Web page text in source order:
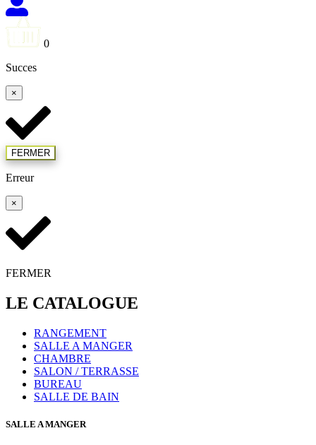
0
Succes
×
FERMER
Erreur
×
FERMER
LE CATALOGUE
RANGEMENT
SALLE A MANGER
CHAMBRE
SALON / TERRASSE
BUREAU
SALLE DE BAIN
SALLE A MANGER